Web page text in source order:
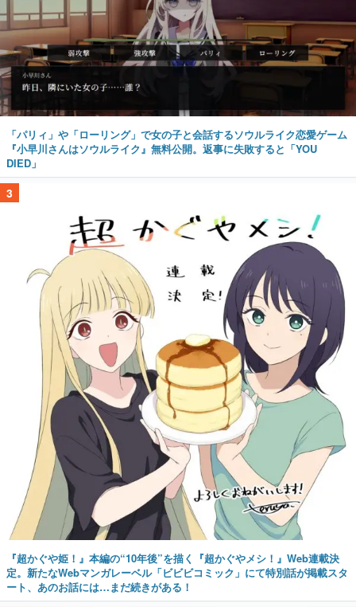
「パリィ」や「ローリング」で女の子と会話するソウルライク恋愛ゲーム
『小早川さんはソウルライク』無料公開。返事に失敗すると「YOU
DIED」
3
『超かぐや姫！』本編の“10年後”を描く『超かぐやメシ！』Web連載決
定。新たなWebマンガレーベル「ビビビコミック」にて特別話が掲載スタ
ート、あのお話には…まだ続きがある！